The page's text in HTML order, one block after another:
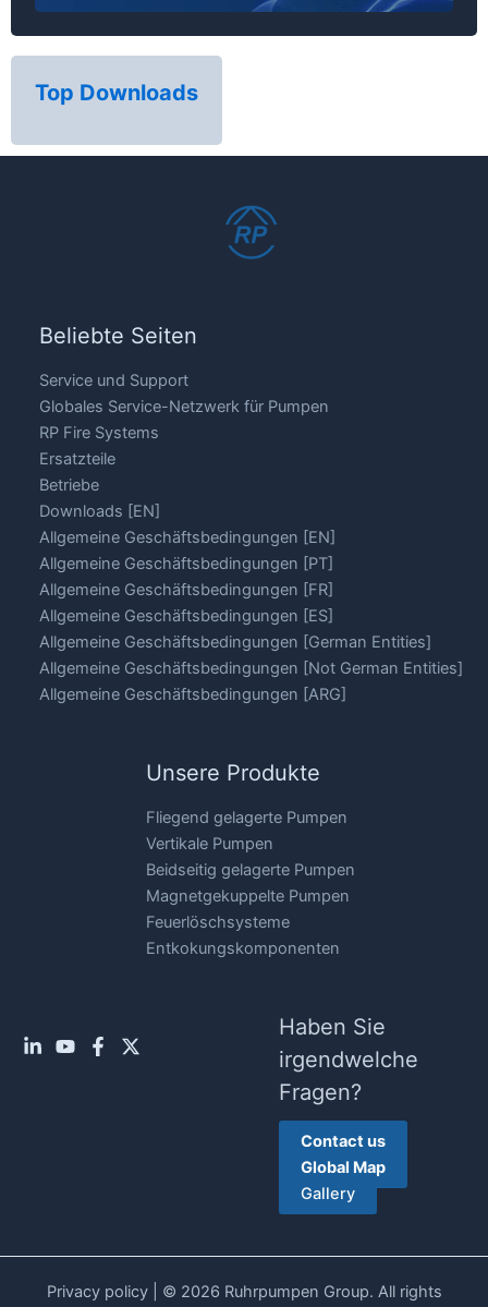
Top Downloads
Beliebte Seiten
Service und Support
Globales Service-Netzwerk für Pumpen
RP Fire Systems
Ersatzteile
Betriebe
Downloads [EN]
Allgemeine Geschäftsbedingungen [EN]
Allgemeine Geschäftsbedingungen [PT]
Allgemeine Geschäftsbedingungen [FR]
Allgemeine Geschäftsbedingungen [ES]
Allgemeine Geschäftsbedingungen [German Entities]
Allgemeine Geschäftsbedingungen [Not German Entities]
Allgemeine Geschäftsbedingungen [ARG]
Unsere Produkte
Fliegend gelagerte Pumpen
Vertikale Pumpen
Beidseitig gelagerte Pumpen
Magnetgekuppelte Pumpen
Feuerlöschsysteme
Entkokungskomponenten
Haben Sie
irgendwelche
Fragen?
Contact us
Global Map
Gallery
Privacy policy| © 2026 Ruhrpumpen Group. All rights